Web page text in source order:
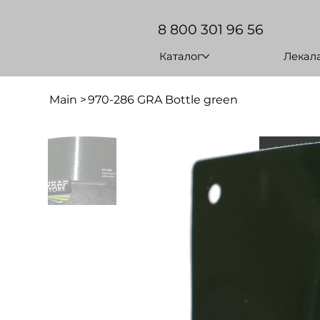
8 800 301 96 56
Каталог
Main >970-286 GRA Bottle green